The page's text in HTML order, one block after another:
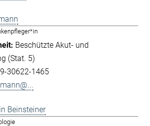
Beschützte Akut- und
(Stat. 5)
30622-1465
Beinsteiner